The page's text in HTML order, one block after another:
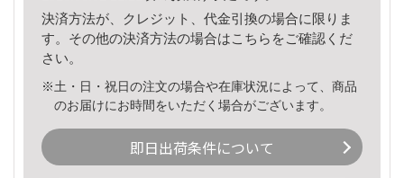
決済方法が、クレジット、代金引換の場合に限りま
す。その他の決済方法の場合はこちら をご確認くだ
さい。
※土・日・祝日の注文の場合や在庫状況によって、商品
のお届けにお時間をいただく場合がございます。
即日出荷条件について